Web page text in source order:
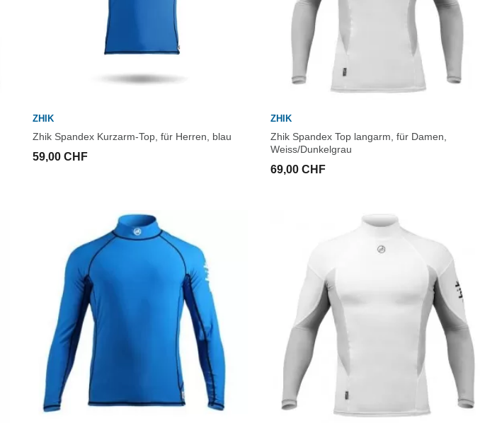
ZHIK
Zhik Spandex Kurzarm-Top, für Herren, blau
59,00 CHF
ZHIK
Zhik Spandex Top langarm, für Damen,
Weiss/Dunkelgrau
69,00 CHF